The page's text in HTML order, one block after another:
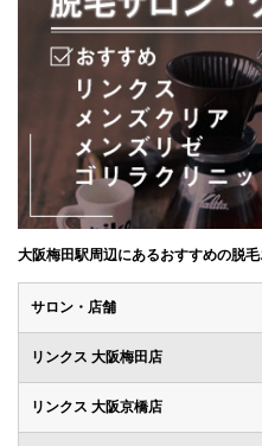
大阪梅田駅周辺にあるおすすめの脱
サロン・店舗
リンクス 大阪梅田店
リンクス 大阪京橋店